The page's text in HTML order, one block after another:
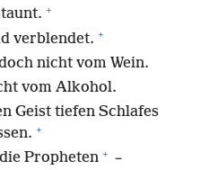
+
verblendet. +
nicht vom Wein.
vom Alkohol.
Geist tiefen Schlafes
+
Propheten + –